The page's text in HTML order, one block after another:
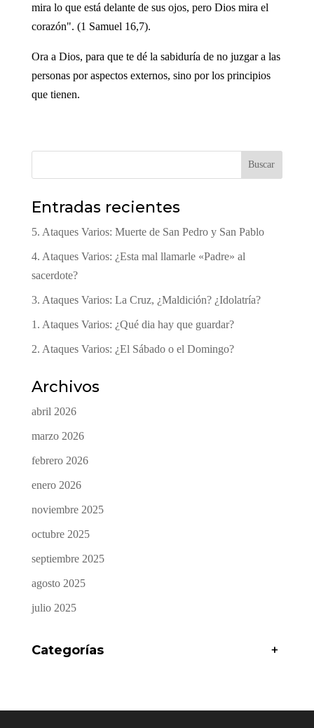
mira lo que está delante de sus ojos, pero Dios mira el
corazón". (1 Samuel 16,7).
Ora a Dios, para que te dé la sabiduría de no juzgar a las
personas por aspectos externos, sino por los principios
que tienen.
Buscar
Entradas recientes
5. Ataques Varios: Muerte de San Pedro y San Pablo
4. Ataques Varios: ¿Esta mal llamarle «Padre» al
sacerdote?
3. Ataques Varios: La Cruz, ¿Maldición? ¿Idolatría?
1. Ataques Varios: ¿Qué dia hay que guardar?
2. Ataques Varios: ¿El Sábado o el Domingo?
Archivos
abril 2026
marzo 2026
febrero 2026
enero 2026
noviembre 2025
octubre 2025
septiembre 2025
agosto 2025
julio 2025
Categorías +